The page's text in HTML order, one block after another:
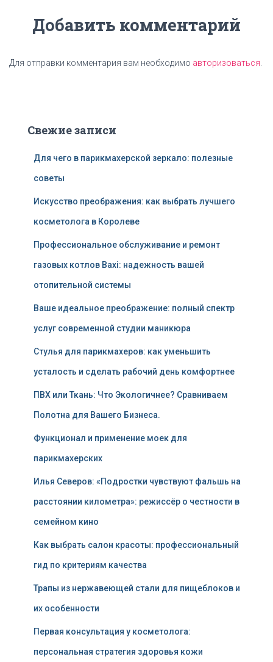
Добавить комментарий
Для отправки комментария вам необходимо авторизоваться
Свежие записи
Для чего в парикмахерской зеркало: полезные
советы
Искусство преображения: как выбрать лучшего
косметолога в Королеве
Профессиональное обслуживание и ремонт
газовых котлов Baxi: надежность вашей
отопительной системы
Ваше идеальное преображение: полный спектр
услуг современной студии маникюра
Стулья для парикмахеров: как уменьшить
усталость и сделать рабочий день комфортнее
ПВХ или Ткань: Что Экологичнее? Сравниваем
Полотна для Вашего Бизнеса.
Функционал и применение моек для
парикмахерских
Илья Северов: «Подростки чувствуют фальшь на
расстоянии километра»: режиссёр о честности в
семейном кино
Как выбрать салон красоты: профессиональный
гид по критериям качества
Трапы из нержавеющей стали для пищеблоков и
их особенности
Первая консультация у косметолога:
персональная стратегия здоровья кожи